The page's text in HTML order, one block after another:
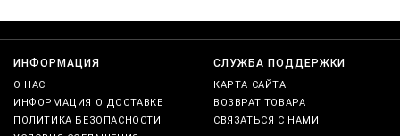
ИНФОРМАЦИЯ
О НАС
ИНФОРМАЦИЯ О ДОСТАВКЕ
ПОЛИТИКА БЕЗОПАСНОСТИ
СЛУЖБА ПОДДЕРЖКИ
КАРТА САЙТА
ВОЗВРАТ ТОВАРА
СВЯЗАТЬСЯ С НАМИ